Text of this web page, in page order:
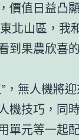
價值日益凸
北山區，我
到果農欣喜
，無人機將
機技巧，同
單元等一起